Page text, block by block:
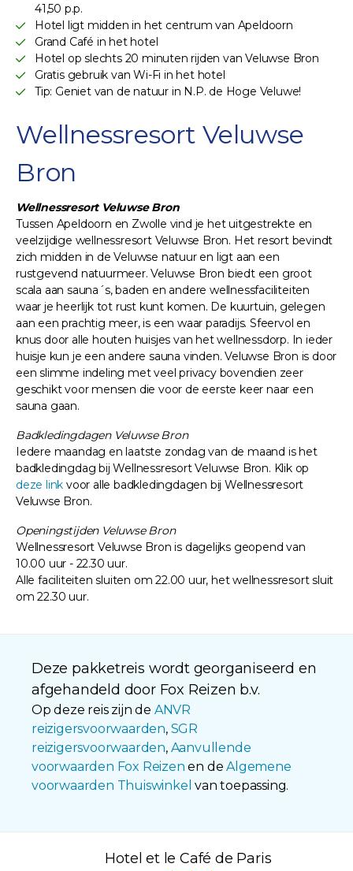
41,50 p.p.
Hotel ligt midden in het centrum van Apeldoorn
Grand Café in het hotel
Hotel op slechts 20 minuten rijden van Veluwse Bron
Gratis gebruik van Wi-Fi in het hotel
Tip: Geniet van de natuur in N.P. de Hoge Veluwe!
Wellnessresort Veluwse
Bron
Wellnessresort Veluwse Bron
Tussen Apeldoorn en Zwolle vind je het uitgestrekte en
veelzijdige wellnessresort Veluwse Bron. Het resort bevindt
zich midden in de Veluwse natuur en ligt aan een
rustgevend natuurmeer. Veluwse Bron biedt een groot
scala aan sauna´s, baden en andere wellnessfaciliteiten
waar je heerlijk tot rust kunt komen. De kuurtuin, gelegen
aan een prachtig meer, is een waar paradijs. Sfeervol en
knus door alle houten huisjes van het wellnessdorp. In ieder
huisje kun je een andere sauna vinden. Veluwse Bron is door
een slimme indeling met veel privacy bovendien zeer
geschikt voor mensen die voor de eerste keer naar een
sauna gaan.
Badkledingdagen Veluwse Bron
Iedere maandag en laatste zondag van de maand is het
badkledingdag bij Wellnessresort Veluwse Bron. Klik op
deze link voor alle badkledingdagen bij Wellnessresort
Veluwse Bron.
Openingstijden Veluwse Bron
Wellnessresort Veluwse Bron is dagelijks geopend van
10.00 uur - 22.30 uur.
Alle faciliteiten sluiten om 22.00 uur, het wellnessresort sluit
om 22.30 uur.
Deze pakketreis wordt georganiseerd en
afgehandeld door Fox Reizen b.v.
Op deze reis zijn de ANVR
reizigersvoorwaarden, SGR
reizigersvoorwaarden, Aanvullende
voorwaarden Fox Reizen en deAlgemene
voorwaarden Thuiswinkel van toepassing.
Hotel et le Café de Paris